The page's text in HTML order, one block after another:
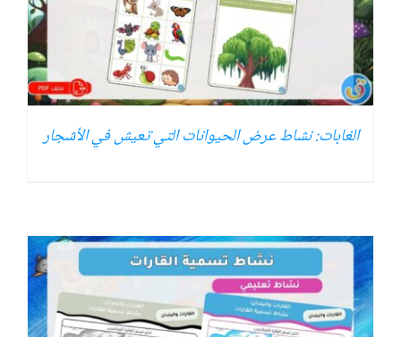
الغابات: نشاط عرض الحيوانات التي تعيش في الأشجار